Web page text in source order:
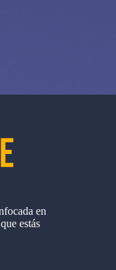
en
estás